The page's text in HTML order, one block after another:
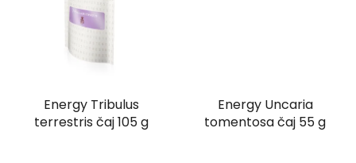
Energy Tribulus
terrestris čaj 105 g
Energy Uncaria
tomentosa čaj 55 g